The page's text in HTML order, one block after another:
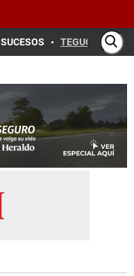
SUCESOS TEGUCIGALPA